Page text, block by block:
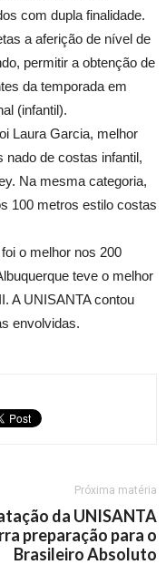
com dupla finalidade.
a aferição de nível de
permitir a obtenção de
da temporada em
(infantil).
Laura Garcia, melhor
nado de costas infantil,
Na mesma categoria,
100 metros estilo costas
o melhor nos 200
teve o melhor
A UNISANTA contou
envolvidas.
Próxima matéria
da UNISANTA
preparação para o
Brasileiro Absoluto